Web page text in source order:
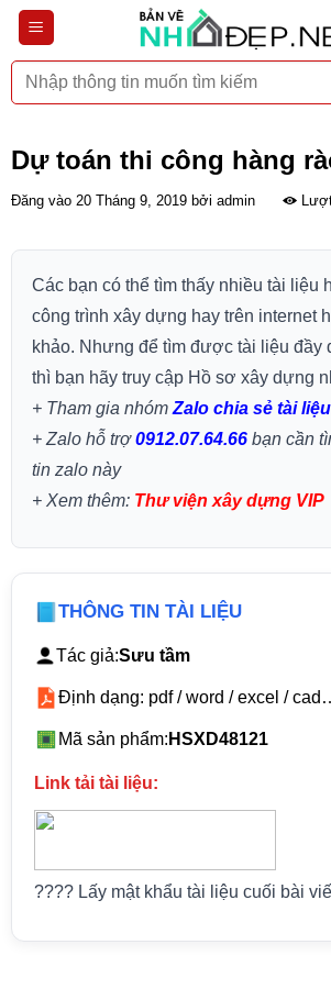
Bỏ
qua
nộiTìm
kiếm:
Dự toán thi công hàng
Đăng vào 20 Tháng 9, 2019 bởi admin
Các bạn có thể tìm thấy nhiều tài liệu
công trình xây dựng hay trên internet
khảo. Nhưng để tìm được tài liệu đầy
thì bạn hãy truy cập Hồ sơ xây dựng
+ Tham gia nhóm Zalo chia sẻ tài liệu
+ Zalo hỗ trợ0912.07.64.66bạn cần
tin zalo này
+ Xem thêm: Thư viện xây dựng VIP
THÔNG TIN TÀI LIỆU
Tác giả:Sưu tầm
Định dạng: pdf / word / excel /
Mã sản phẩm: HSXD48121
Link tải tài liệu:
???? Lấy mật khẩu tài liệu cuối bài